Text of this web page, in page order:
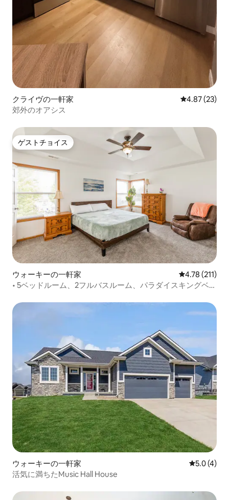
クライヴの一軒家 レビュー23
4.87 (23)
郊外のオアシス
ゲストチョイス
ゲストチョイス
ウォーキーの一軒家 レビュー211
4.78 (211)
• 5ベッドルーム、2フルバスルーム、パラダイスキングベッ
ウォーキーの一軒家 レビュー4
5.0 (4)
活気に満ちたMusic Hall House